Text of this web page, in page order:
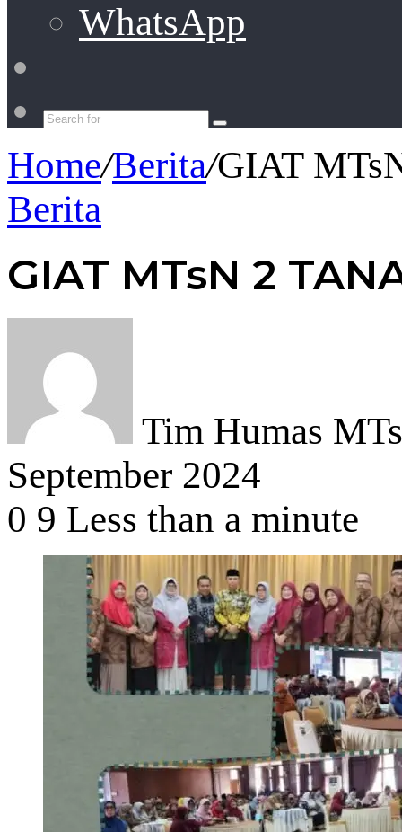
WhatsApp
Search
Home/Berita/GIAT
Berita
GIAT MTsN 2
Tim Humas
September 2024
0 9 Less than a minute